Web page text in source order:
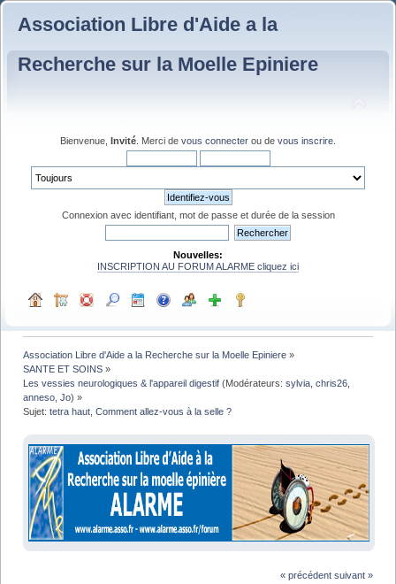
Association Libre d'Aide a la
Recherche sur la Moelle Epiniere
Bienvenue, Invité . Merci de vous connecter ou de vous inscrire
Connexion avec identifiant, mot de passe et durée de la session
Nouvelles:
INSCRIPTION AU FORUM ALARME cliquez ici
Association Libre d'Aide a la Recherche sur la Moelle Epiniere »
SANTE ET SOINS »
Les vessies neurologiques & l'appareil digestif (Modérateurs:sylvia ,chris26
anneso ,Jo) »
Sujet:tetra haut, Comment allez-vous à la selle ?
« précédent suivant »